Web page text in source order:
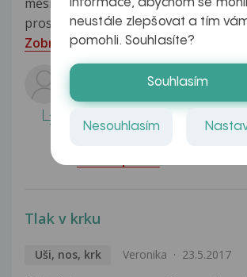
prosím čím to může být ? Děkuji za
Zobrazit více
Odpovídá lékař:
Dobrý den Jakube, mohlo
ataky panické poruchy.
Tlak v krku
Uši, nos, krk Veronika 23.5.2017
informace, abychom se mohli
neustále zlepšovat a tím
pomohli. Souhlasíte?
Souhlasím
Nesouhlasím